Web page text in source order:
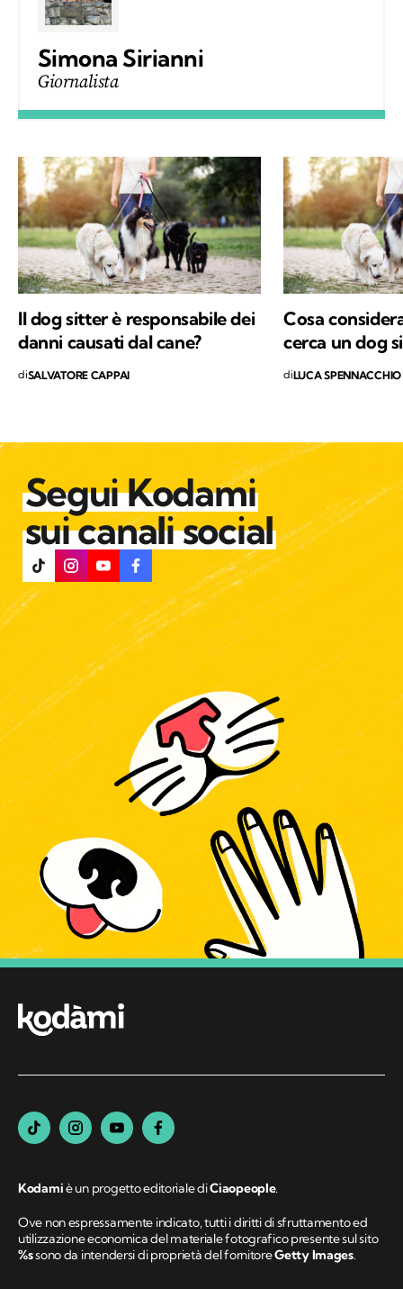
Simona Sirianni
Giornalista
Il dog sitter è responsabile dei
danni causati dal cane?
diSALVATORE CAPPAI
Cosa
cerca un dog
diLUCA SPENNACCHIO
Segui Kodami
sui canali social
Kodamiè un progetto editoriale diCiaopeople.
Ove non espressamente indicato, tutti i diritti di sfruttamento ed
utilizzazione economica del materiale fotografico presente sul sito
%ssono da intendersi di proprietà del fornitoreGetty Images.